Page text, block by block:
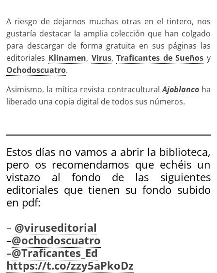
A riesgo de dejarnos muchas otras en el tintero, nos
gustaría destacar la amplia colección que han colgado
para descargar de forma gratuita en sus páginas las
editoriales Klinamen, Virus,Traficantes de Sueños y
Ochodoscuatro.
Asimismo, la mítica revista contraculturalAjoblancoha
liberado una copia digital de todos sus números.
Estos días no vamos a abrir la biblioteca,
pero os recomendamos que echéis un
vistazo al fondo de las siguientes
editoriales que tienen su fondo subido
en pdf:
– @viruseditorial
–@ochodoscuatro
–@Traficantes_Ed
https://t.co/zzy5aPkoDz